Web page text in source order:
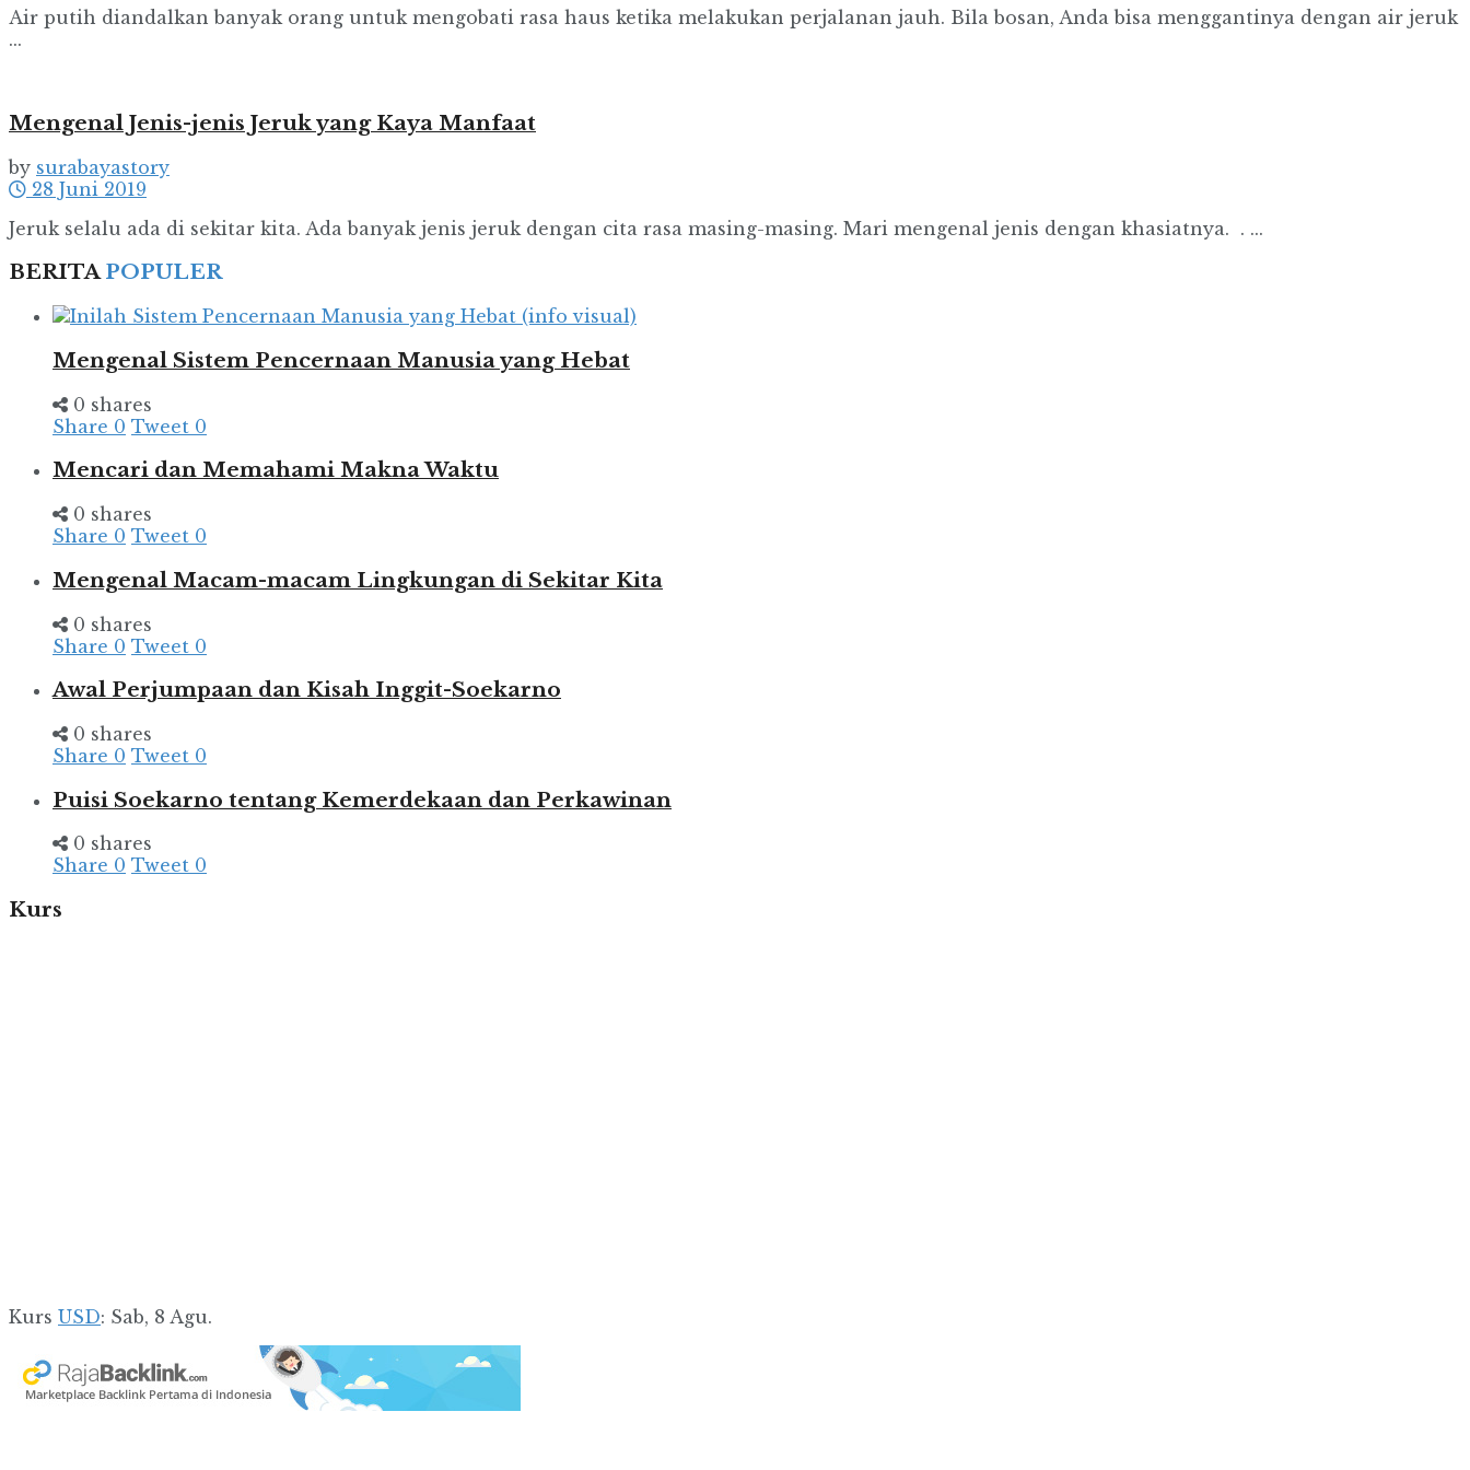
Air putih diandalkan banyak orang untuk mengobati rasa haus ketika melakukan perjalanan jauh. Bila bosan, Anda bisa menggantinya dengan air jeruk
...
Mengenal Jenis-jenis Jeruk yang Kaya Manfaat
by surabayastory
28 Juni 2019
Jeruk selalu ada di sekitar kita. Ada banyak jenis jeruk dengan cita rasa masing-masing. Mari mengenal jenis dengan khasiatnya. . ...
BERITAPOPULER
Mengenal Sistem Pencernaan Manusia yang Hebat
0 shares
Share 0 Tweet 0
Mencari dan Memahami Makna Waktu
0 shares
Share 0 Tweet 0
Mengenal Macam-macam Lingkungan di Sekitar Kita
0 shares
Share 0 Tweet 0
Awal Perjumpaan dan Kisah Inggit-Soekarno
0 shares
Share 0 Tweet 0
Puisi Soekarno tentang Kemerdekaan dan Perkawinan
0 shares
Share 0 Tweet 0
Kurs
Kurs USD: Sab, 8 Agu.